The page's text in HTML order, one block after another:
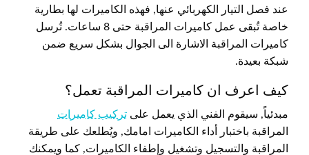
عند فصل التيار الكهربائي عنها, فهذه الكاميرات لها بطارية
خاصة تُبقى عمل كاميرات المراقبة حتى 8 ساعات. تُرسل
كاميرات المراقبة الاشارة الى الجوال بشكل سريع ضمن
شبكة بعيدة.
كيف اعرف ان كاميرات المراقبة تعمل؟
مبدئياً, سيقوم الفني الذي يعمل على تركيب كاميرات
المراقبة باختبار أداء الكاميرات امامك, ويُطلعك على طريقة
المراقبة والتسجيل وتشغيل وإطفاء الكاميرات, كما ويمكنك